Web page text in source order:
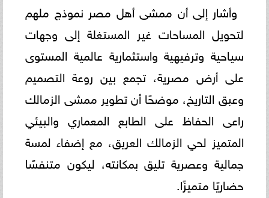
​وأشار إلى أن ممشى أهل مصر نموذج ملهم
لتحويل المساحات غير المستغلة إلى وجهات
سياحية وترفيهية واستثمارية عالمية المستوى
على أرض مصرية، تجمع بين روعة التصميم
وعبق التاريخ، موضحًا أن تطوير ممشى الزمالك
راعى الحفاظ على الطابع المعماري والبيئي
المتميز لحي الزمالك العريق، مع إضفاء لمسة
جمالية وعصرية تليق بمكانته، ليكون متنفسًا
حضاريًا متميزًا.